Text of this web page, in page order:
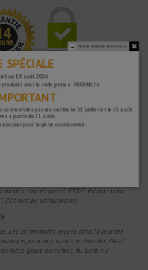
supérieures à 100 €. Valable pour
(*Péninsule uniquement)
Les commandes reçues dans la journée
pour une livraison dans les 48-72
(jours ouvrables du lundi au
Ne pas montrer de nouveau.
SPÉCIALE
au 10 août 2026
avec le code promo : VERANO26
commandes passées entre le 31 juillet et le 10 août
à partir du 11 août.
pour la gêne occasionnée.